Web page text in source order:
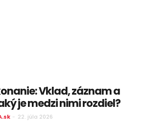
Vklad, záznam a
je medzi nimi rozdiel?
- 22. júla 2026